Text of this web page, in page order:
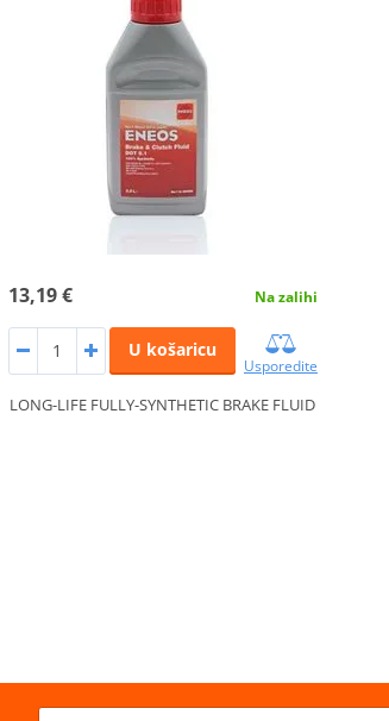
13,19 € Na zalihi
U košaricu
Usporedite
LONG-LIFE FULLY-SYNTHETIC BRAKE FLUID